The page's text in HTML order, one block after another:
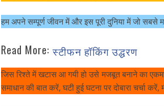
हम अपने सम्पूर्ण जीवन में और इस पूरी दुनिया में जो सबसे
Read More:स्टीफन हॉकिंग उद्धरण
जिस रिश्ते में खटास आ गयी हो उसे मजबूत बनाने का
समाधान की बात करें, घटी हुई घटना पर दोबारा चर्चा